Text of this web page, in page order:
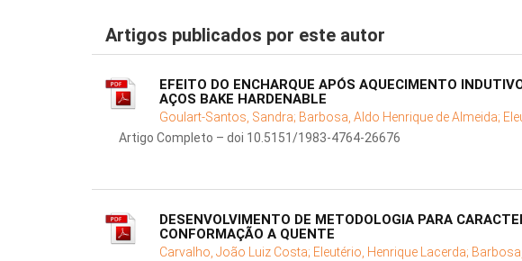
Artigos publicados por este autor
EFEITO DO ENCHARQUE APÓS AQUECIMENTO
AÇOS BAKE HARDENABLE
Goulart-Santos, Sandra; Barbosa, Aldo Henrique de Almeida;
Artigo Completo – doi 10.5151/1983-4764-26676
DESENVOLVIMENTO DE METODOLOGIA PARA
CONFORMAÇÃO A QUENTE
Carvalho, João Luiz Costa; Eleutério, Henrique Lacerda;